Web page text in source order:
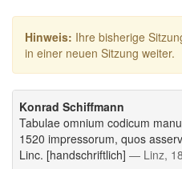
Hinweis: Ihre bisherige
in einer neuen Sitzung weiter.
Konrad Schiffmann
Tabulae omnium codicum
1520 impressorum, quos
Linc. [handschriftlich] — Linz,